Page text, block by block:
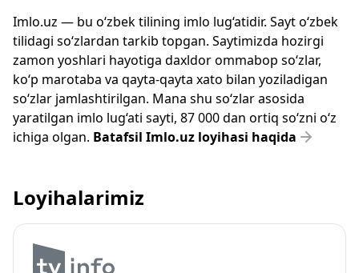
Imlo.uz — bu o‘zbek tilining imlo lug‘atidir. Sayt o‘zbek
tilidagi so‘zlardan tarkib topgan. Saytimizda hozirgi
zamon yoshlari hayotiga daxldor ommabop so‘zlar,
ko‘p marotaba va qayta-qayta xato bilan yoziladigan
so‘zlar jamlashtirilgan. Mana shu so‘zlar asosida
yaratilgan imlo lug‘ati sayti, 87 000 dan ortiq so‘zni o‘z
ichiga olgan. Batafsil Imlo.uz loyihasi haqida
Loyihalarimiz